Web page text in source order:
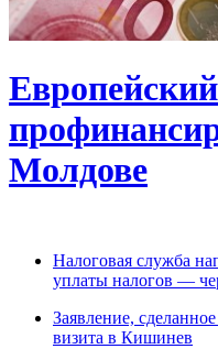
Молдове
Налоговая служба
уплаты налогов —
Заявление,
визита в Кишинев